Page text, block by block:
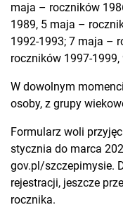
maja – roczników
1989, 5 maja –
1992-1993; 7 maja –
roczników 1997-
W dowolnym
osoby, z grupy
Formularz woli
stycznia do marca
gov.pl/szczepimysie.
rejestracji, jeszcze
rocznika.